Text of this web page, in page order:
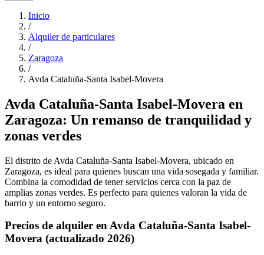
Inicio
/
Alquiler de particulares
/
Zaragoza
/
Avda Cataluña-Santa Isabel-Movera
Avda Cataluña-Santa Isabel-Movera en
Zaragoza: Un remanso de tranquilidad y
zonas verdes
El distrito de Avda Cataluña-Santa Isabel-Movera, ubicado en
Zaragoza, es ideal para quienes buscan una vida sosegada y familiar.
Combina la comodidad de tener servicios cerca con la paz de
amplias zonas verdes. Es perfecto para quienes valoran la vida de
barrio y un entorno seguro.
Precios de alquiler en Avda Cataluña-Santa Isabel-
Movera (actualizado 2026)